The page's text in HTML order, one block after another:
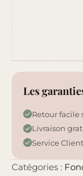
Les
Retour facile
Livraison
Service
Catégories :